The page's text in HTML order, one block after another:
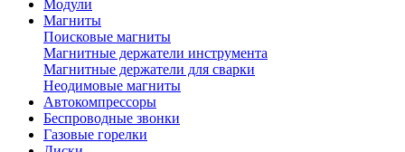
Модули
Магниты
Поисковые магниты
Магнитные держатели инструмента
Магнитные держатели для сварки
Неодимовые магниты
Автокомпрессоры
Беспроводные звонки
Газовые горелки